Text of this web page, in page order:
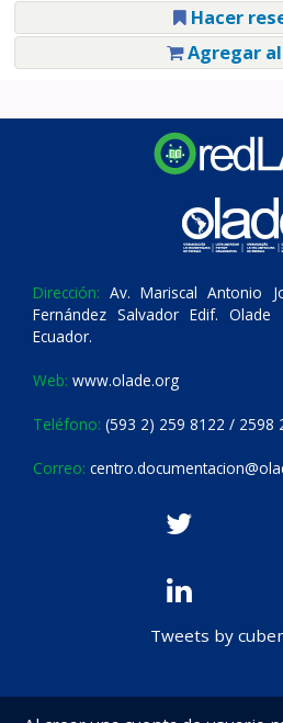
Hacer
Agregar
Dirección: Av. Mariscal Antonio
Fernández Salvador Edif.
Ecuador.
Web: www.olade.org
Teléfono: (593 2) 259 8122 / 2598
Correo:
Tweets by